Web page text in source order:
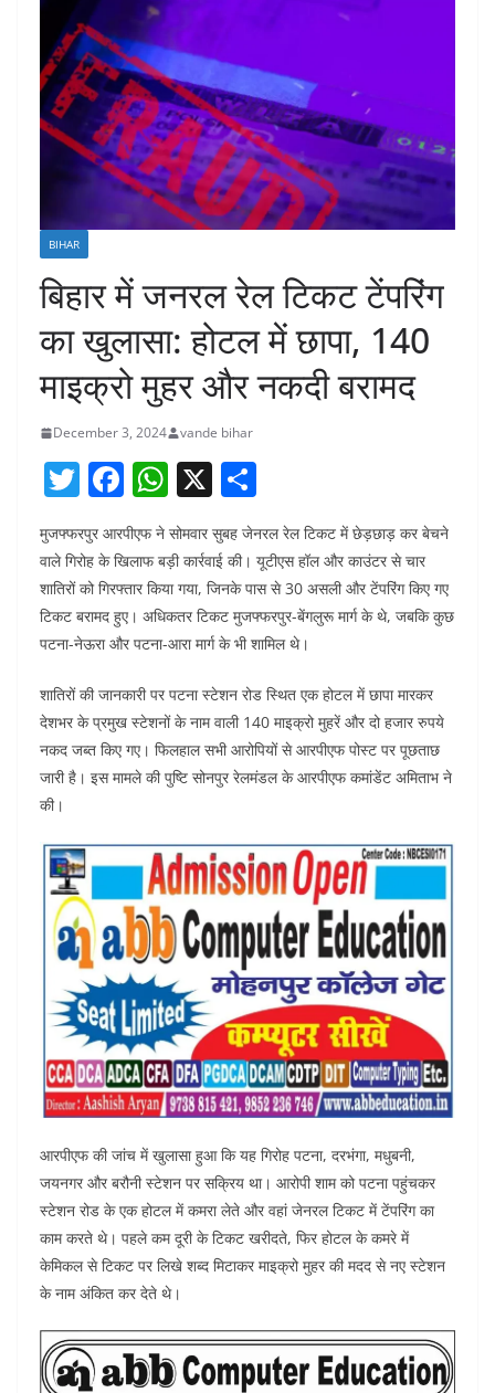
BIHAR
बिहार में जनरल रेल टिकट टेंपरिंग
का खुलासा: होटल में छापा, 140
माइक्रो मुहर और नकदी बरामद
December 3, 2024 vande bihar
T
itt
er
F
a
c
e
b
o
o
k
W
h
at
s
A
p
p
X
ar
e
मुजफ्फरपुर आरपीएफ ने सोमवार सुबह जेनरल रेल टिकट में छेड़छाड़ कर बेचने
वाले गिरोह के खिलाफ बड़ी कार्रवाई की। यूटीएस हॉल और काउंटर से चार
शातिरों को गिरफ्तार किया गया, जिनके पास से 30 असली और टेंपरिंग किए गए
टिकट बरामद हुए। अधिकतर टिकट मुजफ्फरपुर-बेंगलुरू मार्ग के थे, जबकि कुछ
पटना-नेऊरा और पटना-आरा मार्ग के भी शामिल थे।
शातिरों की जानकारी पर पटना स्टेशन रोड स्थित एक होटल में छापा मारकर
देशभर के प्रमुख स्टेशनों के नाम वाली 140 माइक्रो मुहरें और दो हजार रुपये
नकद जब्त किए गए। फिलहाल सभी आरोपियों से आरपीएफ पोस्ट पर पूछताछ
जारी है। इस मामले की पुष्टि सोनपुर रेलमंडल के आरपीएफ कमांडेंट अमिताभ ने
की।
आरपीएफ की जांच में खुलासा हुआ कि यह गिरोह पटना, दरभंगा, मधुबनी,
जयनगर और बरौनी स्टेशन पर सक्रिय था। आरोपी शाम को पटना पहुंचकर
स्टेशन रोड के एक होटल में कमरा लेते और वहां जेनरल टिकट में टेंपरिंग का
काम करते थे। पहले कम दूरी के टिकट खरीदते, फिर होटल के कमरे में
केमिकल से टिकट पर लिखे शब्द मिटाकर माइक्रो मुहर की मदद से नए स्टेशन
के नाम अंकित कर देते थे।